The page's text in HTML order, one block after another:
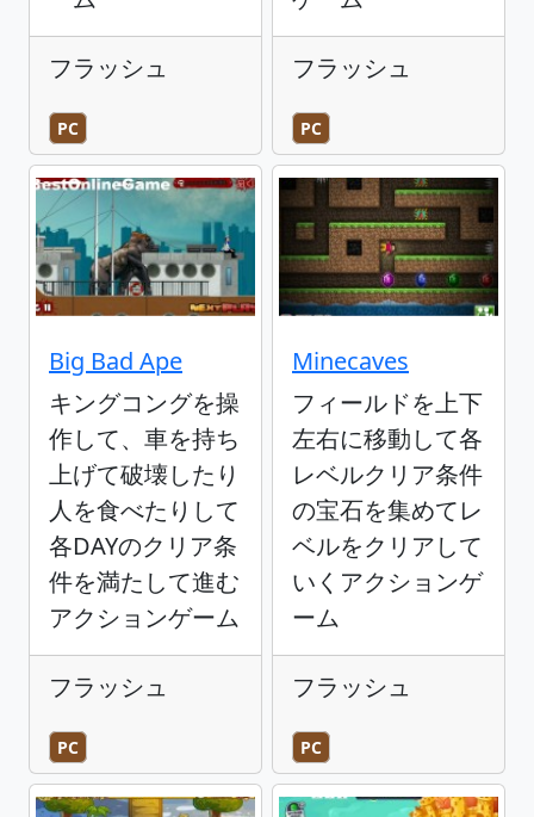
フラッシュ
PC
フラッシュ
PC
Big Bad Ape
キングコングを操
作して、車を持ち
上げて破壊したり
人を食べたりして
各DAYのクリア条
件を満たして進む
アクションゲーム
フラッシュ
PC
Minecaves
フィールドを上下
左右に移動して各
レベルクリア条件
の宝石を集めてレ
ベルをクリアして
いくアクションゲ
ーム
フラッシュ
PC